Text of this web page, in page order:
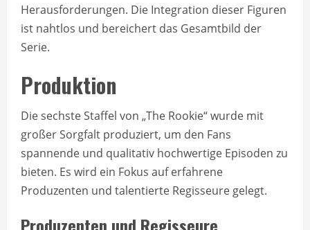
Herausforderungen. Die Integration dieser Figuren
ist nahtlos und bereichert das Gesamtbild der
Serie.
Produktion
Die sechste Staffel von „The Rookie“ wurde mit
großer Sorgfalt produziert, um den Fans
spannende und qualitativ hochwertige Episoden zu
bieten. Es wird ein Fokus auf erfahrene
Produzenten und talentierte Regisseure gelegt.